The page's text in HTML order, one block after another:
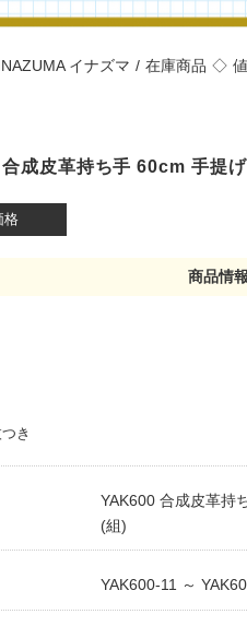
イナズマ / 在庫商品 ◇
成皮革持ち手 60cm 手提
格
商品情報
き
YAK600 合成皮革持
(組)
YAK600-11 ～